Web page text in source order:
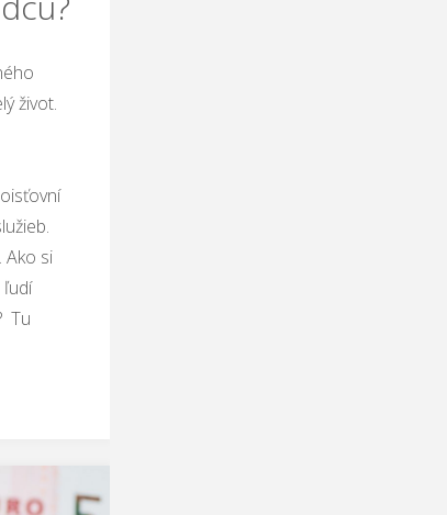
život.
Ako si
ľudí
Tu